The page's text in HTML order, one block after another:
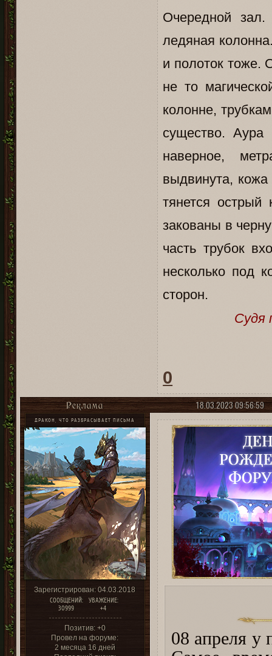
Очередной
ледяная
и полоток тоже.
не то
колонне,
существо.
наверное,
выдвинута, кожа
тянется острый
закованы в
часть трубок
несколько под
сторон.
Судя
0
18.03.2023 09:56:59
Реклама
ДРАКОН, ЧТО РАЗБРАСЫВАЕТ ПИСЬМА
Зарегистрирован: 04.03.2018
СООБЩЕНИЙ:
30999
УВАЖЕНИЕ:
+4
Позитив: +0
Провел на форуме:
2 месяца 16 дней
08 апреля